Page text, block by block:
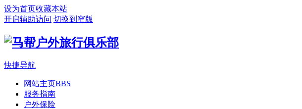
设为首页收藏本站
开启辅助访问 切换到窄版
快捷导航
网站主页BBS
服务指南
户外保险